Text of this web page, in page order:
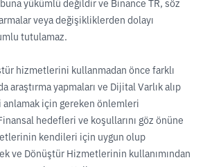
yükümlü değildir ve Binance TR, söz
veya değişikliklerden dolayı
tutulamaz.
hizmetlerini kullanmadan önce farklı
araştırma yapmaları ve Dijital Varlık alıp
için gereken önlemleri
hedefleri ve koşullarını göz önüne
kendileri için uygun olup
ve Dönüştür Hizmetlerinin kullanımından